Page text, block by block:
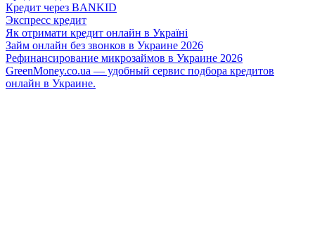
Кредит через BANKID
Экспресс кредит
Як отримати кредит онлайн в Україні
Займ онлайн без звонков в Украине 2026
Рефинансирование микрозаймов в Украине 2026
GreenMoney.co.ua — удобный сервис подбора кредитов
онлайн в Украине.